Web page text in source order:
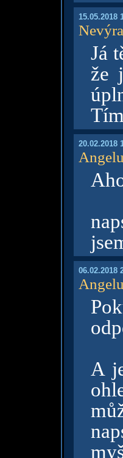
15.05.2018
Já
že
20.02.2018
06.02.2018
A